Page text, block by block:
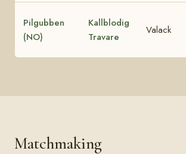
Pilgubben
(NO)
Kallblodig
Travare
Valack
Matchmaking